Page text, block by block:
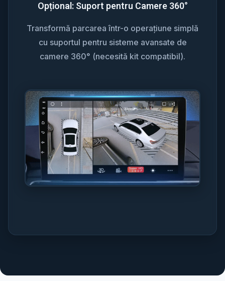
Opțional: Suport pentru Camere 360°
Transformă parcarea într-o operațiune simplă
cu suportul pentru sisteme avansate de
camere 360° (necesită kit compatibil).